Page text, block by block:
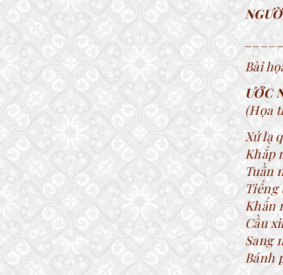
Bài
ƯỚC
(Họa
Xứ lạ
Khắp
Tuần
Tiếng
Khấn
Cầu
Sang
Bánh